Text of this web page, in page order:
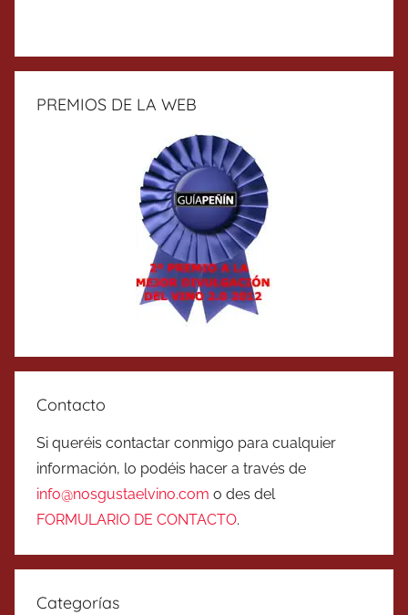
PREMIOS DE LA WEB
Contacto
Si queréis contactar conmigo para cualquier
información, lo podéis hacer a través de
info@nosgustaelvino.com o des del
FORMULARIO DE CONTACTO.
Categorías